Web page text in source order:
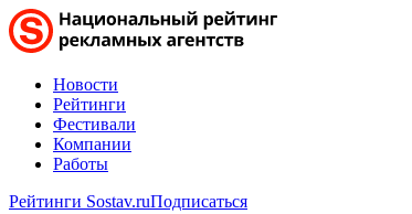
Новости
Рейтинги
Фестивали
Компании
Работы
Рейтинги Sostav.ruПодписаться